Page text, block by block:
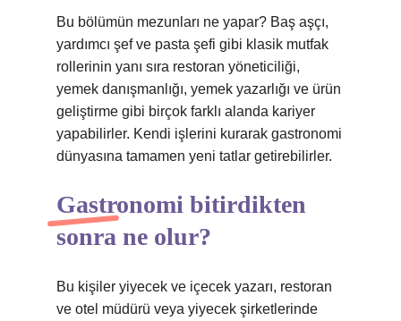
Bu bölümün mezunları ne yapar? Baş aşçı,
yardımcı şef ve pasta şefi gibi klasik mutfak
rollerinin yanı sıra restoran yöneticiliği,
yemek danışmanlığı, yemek yazarlığı ve ürün
geliştirme gibi birçok farklı alanda kariyer
yapabilirler. Kendi işlerini kurarak gastronomi
dünyasına tamamen yeni tatlar getirebilirler.
Gastronomi bitirdikten
sonra ne olur?
Bu kişiler yiyecek ve içecek yazarı, restoran
ve otel müdürü veya yiyecek şirketlerinde